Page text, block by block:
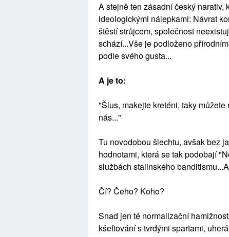
A stejně ten zásadní český narativ,
ideologickými nálepkami: Návrat
štěstí strůjcem, společnost
schází...Vše je podloženo
podle svého gusta...
A je to:
"Šlus, makejte kreténi, taky
nás..."
Tu novodobou šlechtu, avšak bez
hodnotami, která se tak podobají
službách stalinského
Čí? Čeho? Koho?
Snad jen té normalizační
kšeftování s tvrdými spartami,